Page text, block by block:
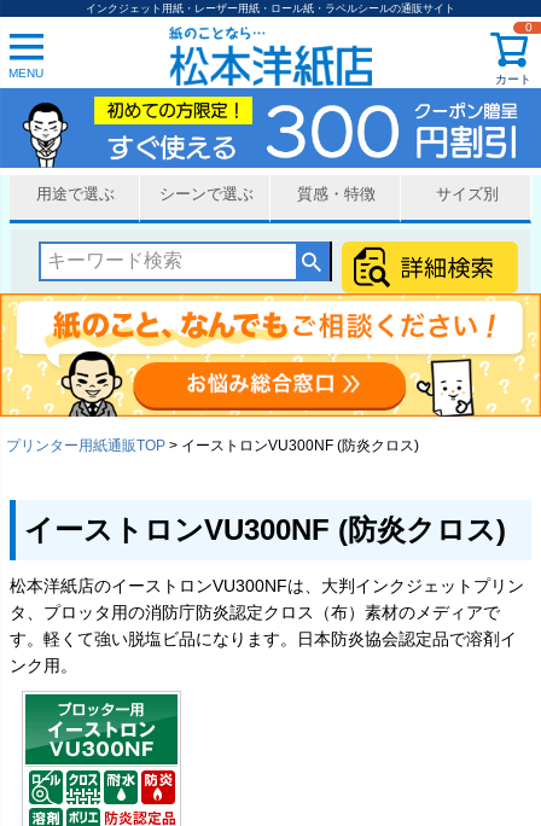
インクジェット用紙・レーザー用紙・ロール紙・ラベルシールの通販サイト
MENU カート
0
用途で選ぶ シーンで選ぶ 質感・特徴 サイズ別
プリンター用紙通販TOP イーストロンVU300NF (防炎クロス)
イーストロンVU300NF (防炎クロス)
松本洋紙店のイーストロンVU300NFは、大判インクジェットプリン
タ、プロッタ用の消防庁防炎認定クロス（布）素材のメディアで
す。軽くて強い脱塩ビ品になります。日本防炎協会認定品で溶剤イ
ンク用。